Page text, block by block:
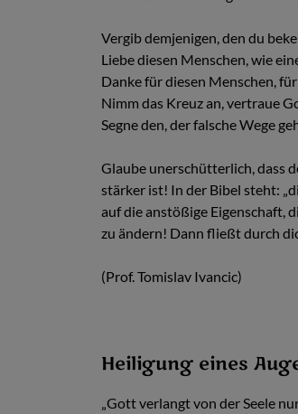
Vergib demjenigen, den du
Liebe diesen Menschen, wie
Danke für diesen Menschen,
Nimm das Kreuz an, vertraue
Segne den, der falsche Wege
Glaube unerschütterlich, dass
stärker ist! In der Bibel steht:
auf die anstößige Eigenschaft,
zu ändern! Dann fließt durch
(Prof. Tomislav Ivancic)
Heiligung eines
„Gott verlangt von der Seele